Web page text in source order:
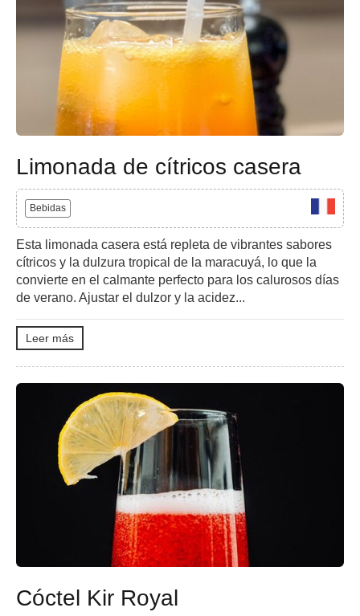
Limonada de cítricos casera
Bebidas
Esta limonada casera está repleta de vibrantes sabores
cítricos y la dulzura tropical de la maracuyá, lo que la
convierte en el calmante perfecto para los calurosos días
de verano. Ajustar el dulzor y la acidez...
Leer más
Cóctel Kir Royal